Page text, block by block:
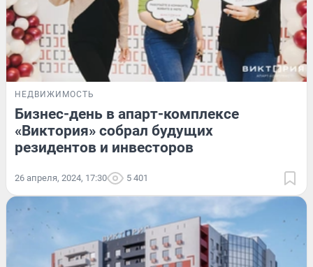
НЕДВИЖИМОСТЬ
Бизнес-день в апарт-комплексе
«Виктория» собрал будущих
резидентов и инвесторов
26 апреля, 2024, 17:30 5 401